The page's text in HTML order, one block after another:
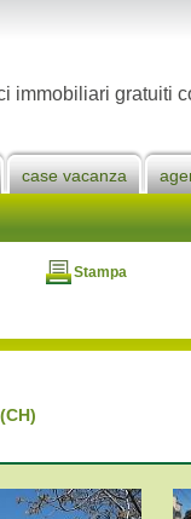
immobiliari gratuiti
case vacanza
Stampa